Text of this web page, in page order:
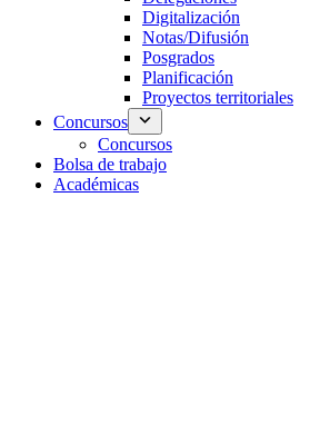
Digitalización
Notas/Difusión
Posgrados
Planificación
Proyectos territoriales
Concursos
Concursos
Bolsa de trabajo
Académicas